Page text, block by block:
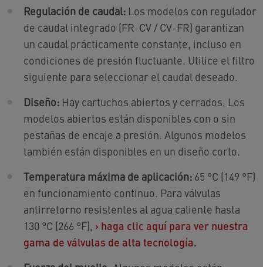
Regulación de caudal: Los modelos con regulador
de caudal integrado (FR-CV / CV-FR) garantizan
un caudal prácticamente constante, incluso en
condiciones de presión fluctuante. Utilice el filtro
siguiente para seleccionar el caudal deseado.
Diseño: Hay cartuchos abiertos y cerrados. Los
modelos abiertos están disponibles con o sin
pestañas de encaje a presión. Algunos modelos
también están disponibles en un diseño corto.
Temperatura máxima de aplicación: 65 °C (149 °F)
en funcionamiento continuo. Para válvulas
antirretorno resistentes al agua caliente hasta
130 °C (266 °F), › haga clic aquí para ver nuestra
gama de válvulas de alta tecnología.